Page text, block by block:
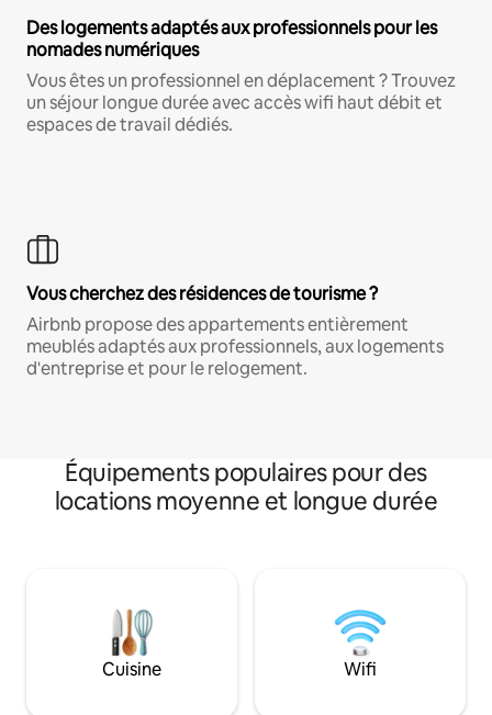
Des logements adaptés aux professionnels pour les
nomades numériques
Vous êtes un professionnel en déplacement ? Trouvez
un séjour longue durée avec accès wifi haut débit et
espaces de travail dédiés.
Vous cherchez des résidences de tourisme ?
Airbnb propose des appartements entièrement
meublés adaptés aux professionnels, aux logements
d'entreprise et pour le relogement.
Équipements populaires pour des
locations moyenne et longue durée
Cuisine Wifi